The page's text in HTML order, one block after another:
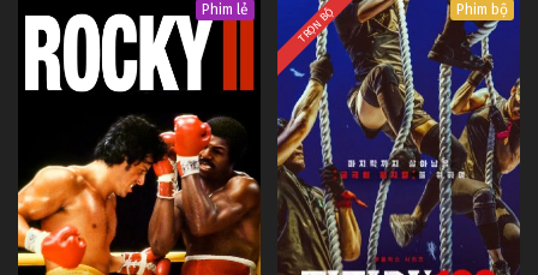
Phim lẻ TRỌN BỘ Phim bộ